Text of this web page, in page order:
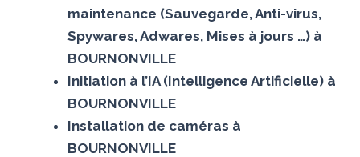
maintenance (Sauvegarde, Anti-virus,
Spywares, Adwares, Mises à jours …) à
BOURNONVILLE
Initiation à l’IA (Intelligence Artificielle) à
BOURNONVILLE
Installation de caméras à
BOURNONVILLE